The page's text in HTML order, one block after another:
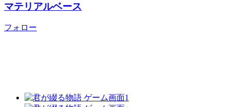
マテリアルベース
フォロー